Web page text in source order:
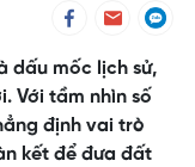
dấu mốc lịch sử,
Với tầm nhìn số
định vai trò
kết để đưa đất